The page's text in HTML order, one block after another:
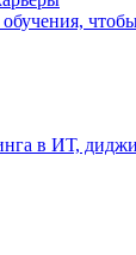
в ИТ,